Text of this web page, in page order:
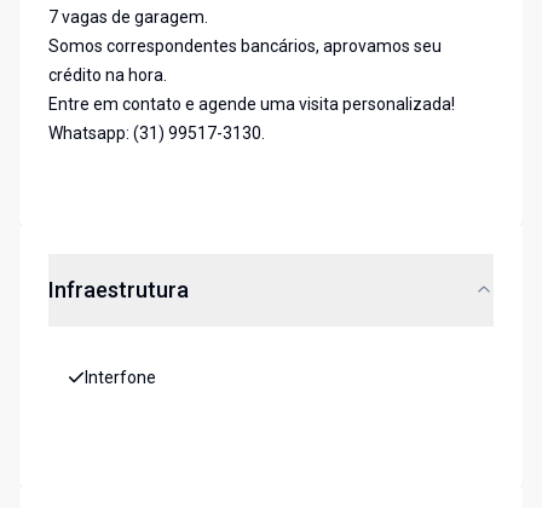
7 vagas de garagem.
Somos correspondentes bancários, aprovamos seu
crédito na hora.
Entre em contato e agende uma visita personalizada!
Whatsapp: (31) 99517-3130.
Infraestrutura
Interfone